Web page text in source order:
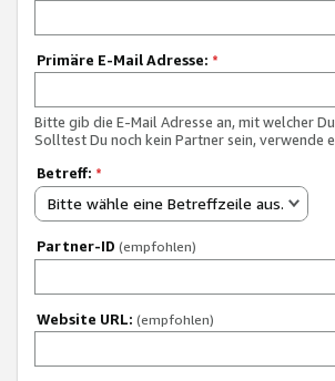
Primäre E-Mail Adresse: *
Bitte gib die E-Mail Adresse an, mit welcher
Solltest Du noch kein Partner sein, verwende
Betreff: *
Bitte wähle eine Betreffzeile aus.
Partner-ID (empfohlen)
Website URL: (empfohlen)